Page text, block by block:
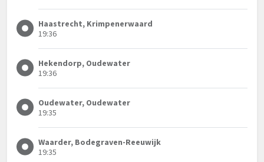
Haastrecht, Krimpenerwaard
19:36
Hekendorp, Oudewater
19:36
Oudewater, Oudewater
19:35
Waarder, Bodegraven-Reeuwijk
19:35